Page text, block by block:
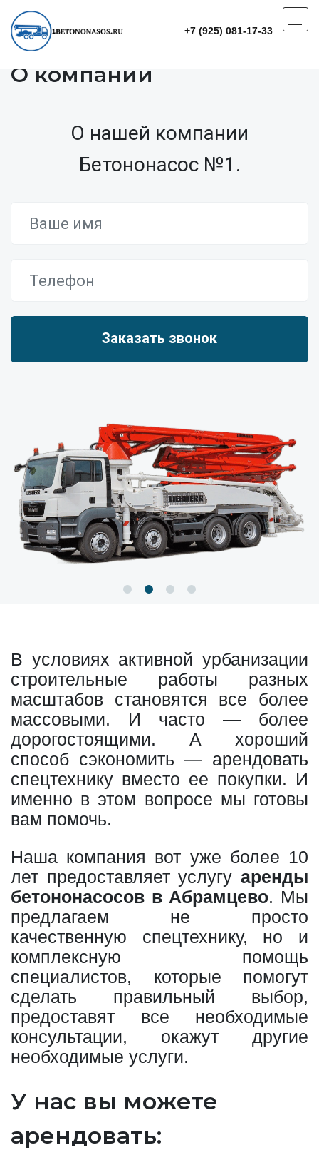
+7 (925) 081-17-33
О компании
О нашей компании
Бетононасос №1.
В условиях активной урбанизации
строительные работы разных
масштабов становятся все более
массовыми. И часто — более
дорогостоящими. А хороший
способ сэкономить — арендовать
спецтехнику вместо ее покупки. И
именно в этом вопросе мы готовы
вам помочь.
Наша компания вот уже более 10
лет предоставляет услугу аренды
бетононасосов в Абрамцево. Мы
предлагаем не просто
качественную спецтехнику, но и
комплексную помощь
специалистов, которые помогут
сделать правильный выбор,
предоставят все необходимые
консультации, окажут другие
необходимые услуги.
У нас вы можете
арендовать: